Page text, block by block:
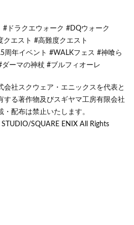
ドラクエウォーク #DQウォーク
エスト #高難度クエスト
周年イベント #WALKフェス #神喰ら
ーマの神杖 #ブルフィオーレ
会社スクウェア・エニックスを代表と
する著作物及びスギヤマ工房有限会社
配布は禁止いたします。
SQUARE ENIX All Rights